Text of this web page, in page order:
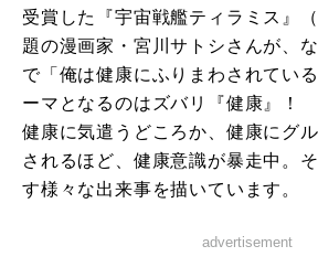
受賞した『宇宙戦艦ティラミス』
題の漫画家・宮川サトシさんが、
で「俺は健康にふりまわされてい
ーマとなるのはズバリ『健康』！
健康に気遣うどころか、健康にグ
されるほど、健康意識が暴走中。
す様々な出来事を描いています。
advertisement